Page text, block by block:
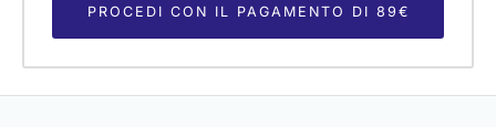
PROCEDI CON IL PAGAMENTO DI 89€